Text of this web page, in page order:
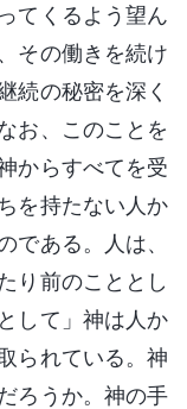
てくるよう望ん
その働きを続け
続の秘密を深く
お、このことを
からすべてを受
を持たない人か
である。人は、
り前のこととし
して」神は人か
られている。神
ろうか。神の手